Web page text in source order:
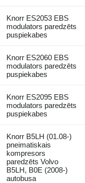
Knorr ES2053 EBS
modulators paredzēts
puspiekabes
Knorr ES2060 EBS
modulators paredzēts
puspiekabes
Knorr ES2095 EBS
modulators paredzēts
puspiekabes
Knorr B5LH (01.08-)
pneimatiskais
kompresors
paredzēts Volvo
B5LH, B0E (2008-)
autobusa